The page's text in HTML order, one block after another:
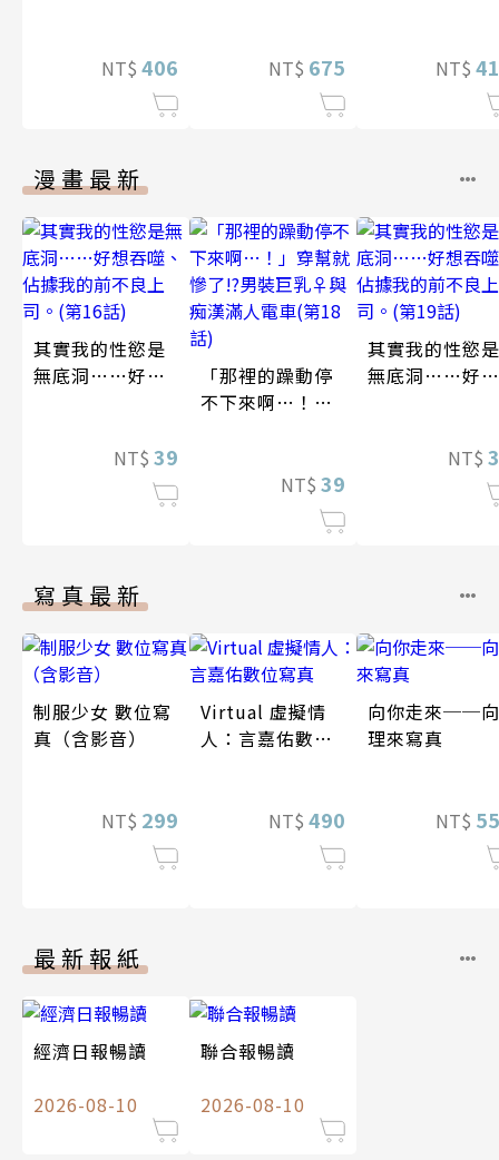
NT$ 406 NT$ 675 NT$
漫畫最新
其實我的性慾是
無底洞……好想
NT$ 39
「那裡的躁動停
不下來啊…！」
滿人電車(第18
NT$ 39
其實我的性慾是
無底洞……好想
NT$
寫真最新
制服少女 數位寫
真（含影音）
NT$ 299
Virtual 虛擬情
人：言嘉佑數位
NT$ 490
向你走來──向
理來寫真
NT$
最新報紙
經濟日報暢讀
2026-08-10
聯合報暢讀
2026-08-10